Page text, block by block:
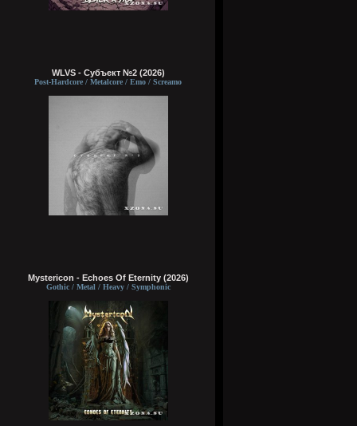
WLVS - Субъект №2 (2026)
Post-Hardcore / Metalcore / Emo / Screamo
Mystericon - Echoes Of Eternity (2026)
Gothic / Metal / Heavy / Symphonic